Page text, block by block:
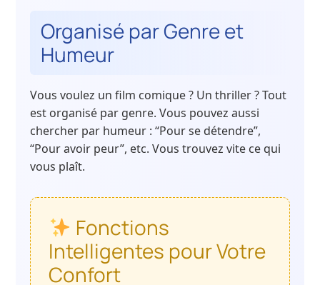
Organisé par Genre et
Humeur
Vous voulez un film comique ? Un thriller ? Tout
est organisé par genre. Vous pouvez aussi
chercher par humeur : “Pour se détendre”,
“Pour avoir peur”, etc. Vous trouvez vite ce qui
vous plaît.
Fonctions
Intelligentes pour Votre
Confort